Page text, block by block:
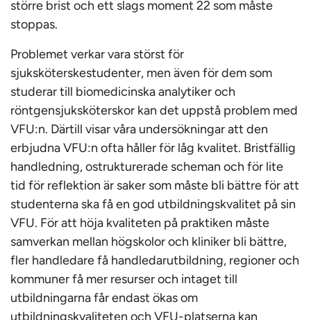
större brist och ett slags moment 22 som måste
stoppas.
Problemet verkar vara störst för
sjuksköterskestudenter, men även för dem som
studerar till biomedicinska analytiker och
röntgensjuksköterskor kan det uppstå problem med
VFU:n. Därtill visar våra undersökningar att den
erbjudna VFU:n ofta håller för låg kvalitet. Bristfällig
handledning, ostrukturerade scheman och för lite
tid för reflektion är saker som måste bli bättre för att
studenterna ska få en god utbildningskvalitet på sin
VFU. För att höja kvaliteten på praktiken måste
samverkan mellan högskolor och kliniker bli bättre,
fler handledare få handledarutbildning, regioner och
kommuner få mer resurser och intaget till
utbildningarna får endast ökas om
utbildningskvaliteten och VFU-platserna kan